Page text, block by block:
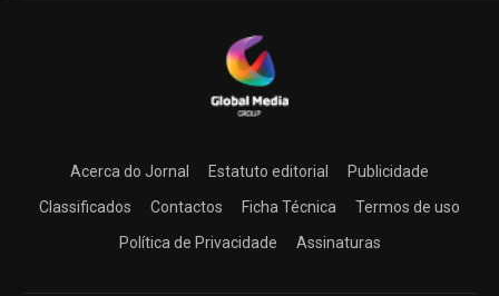
Acerca do Jornal Estatuto editorial
Publicidade
Classificados
Contactos Ficha Técnica
Termos de uso
Política de Privacidade
Assinaturas